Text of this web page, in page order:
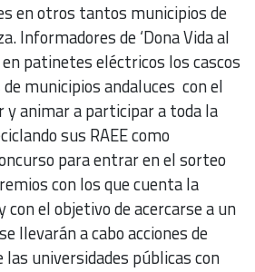
en otros tantos municipios de
Informadores de ‘Dona Vida al
patinetes eléctricos los cascos
municipios andaluces con el
animar a participar a toda la
sus RAEE como
para entrar en el sorteo
con los que cuenta la
con el objetivo de acercarse a un
llevarán a cabo acciones de
universidades públicas con